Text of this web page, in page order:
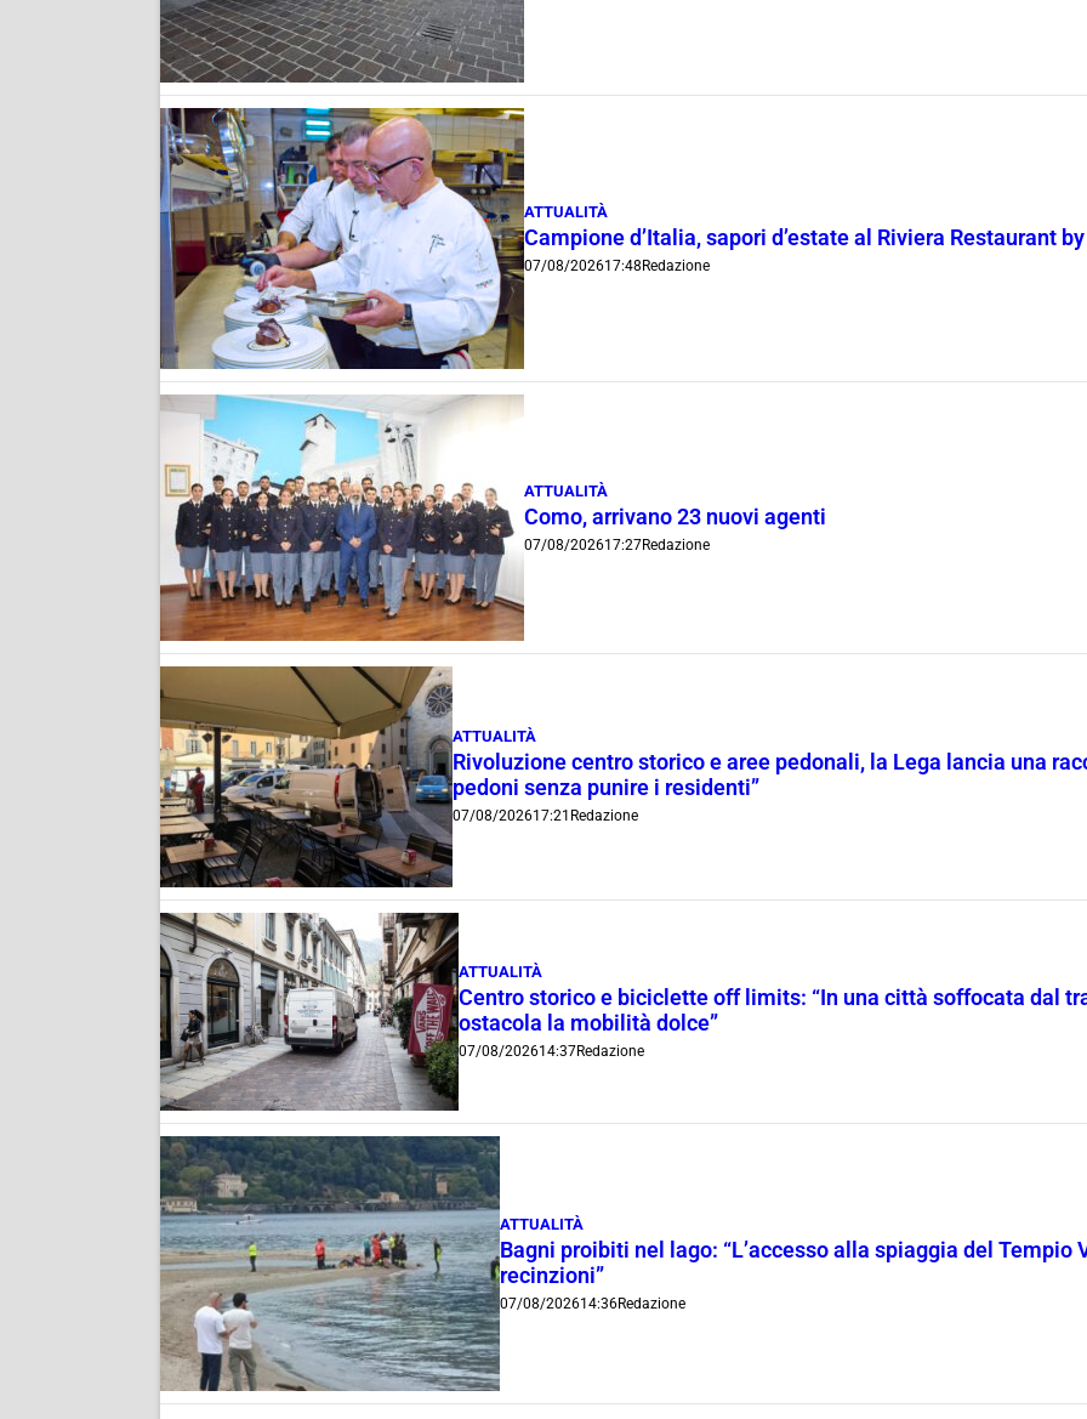
ATTUALITÀ
Campione d’Italia, sapori d’estate al Riviera Restaurant
07/08/202617:48 Redazione
ATTUALITÀ
Como, arrivano 23 nuovi agenti
07/08/202617:27Redazione
ATTUALITÀ
Rivoluzione centro storico e aree pedonali, la Lega lancia una
pedoni senza punire i residenti”
07/08/202617:21 Redazione
ATTUALITÀ
Centro storico e biciclette off limits: “In una città soffocata dal
ostacola la mobilità dolce”
07/08/202614:37Redazione
ATTUALITÀ
Bagni proibiti nel lago: “L’accesso alla spiaggia del
recinzioni”
07/08/202614:36Redazione